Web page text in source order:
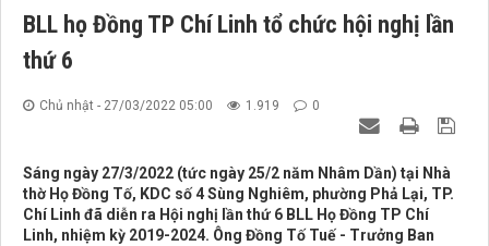
BLL họ Đồng TP Chí Linh tổ chức hội nghị lần
thứ 6
Chủ nhật - 27/03/2022 05:00 1.919 0
Sáng ngày 27/3/2022 (tức ngày 25/2 năm Nhâm Dần) tại Nhà
thờ Họ Đồng Tố, KDC số 4 Sùng Nghiêm, phường Phả Lại, TP.
Chí Linh đã diễn ra Hội nghị lần thứ 6 BLL Họ Đồng TP Chí
Linh, nhiệm kỳ 2019-2024. Ông Đồng Tố Tuế - Trưởng Ban